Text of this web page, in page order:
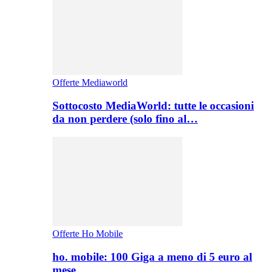
Offerte Mediaworld
Sottocosto MediaWorld: tutte le occasioni
da non perdere (solo fino al…
Offerte Ho Mobile
ho. mobile: 100 Giga a meno di 5 euro al